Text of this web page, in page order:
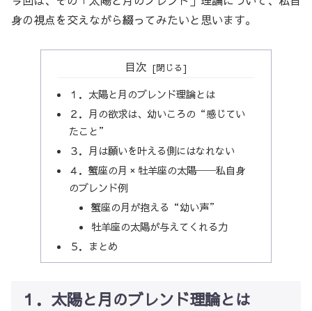
身の視点を交えながら綴ってみたいと思います。
目次
１．太陽と月のブレンド理論とは
２．月の欲求は、幼いころの“感じてい
たこと”
３．月は願いを叶える側にはなれない
４．蟹座の月 × 牡羊座の太陽──私自身
のブレンド例
蟹座の月が抱える“幼い声”
牡羊座の太陽が与えてくれる力
５．まとめ
１．太陽と月のブレンド理論とは